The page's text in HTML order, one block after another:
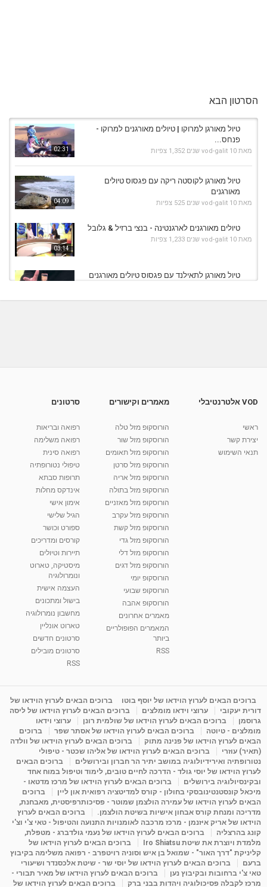
הסרטון הבא
02:31
טיול מאורגן למרוקו | טיולים מאורגנים למרוקו -
פנחס...
מאת vod-galit 10 שנים 1,352 צפיות
04:09
טיול מאורגן לקוסטה ריקה עם פגסוס טיולים
מאורגנים
מאת vod-galit 10 שנים 525 צפיות
03:14
טיולים מאורגנים לארגנטינה - בנצי ברזיל & גלובל
מאת vod-galit 10 שנים 1,233 צפיות
טיול מאורגן לתאילנד עם פגסוס טיולים מאורגנים
מאת
10:17
קרין גורן - העוגה המתגלצ’ת ללא קמח
38.5k צפיות
01:37
יוסי שר - מתמחה בשיטת אלכסנדר וטאי צ'י
2,738 צפיות
01:46
רנה רז-גילו -טיפול אנרגטי ויעוץ רוחני - נומרולוגית
2,315 צפיות
05:37
סודות בתאריך הלידה, משמעות חודש הלידה -
ינואר זינה ליבשיץ נומרולוגית
ליסה גרוסמן - המרכז לאימון התנהגותי - קשב
09:12
מדיטציה בדמיון מודרך - היכרות עם האני הפנימי
מאת admin 11 שנים 3,650 צפיות
פנינה מתוק - מרכז "נתיב הלב" בהרצליה-
מדיטציה-התחדשות
Shahar-vod
VOD אלטרנטיבלי
ראשי
יצירת קשר
תנאי השימוש
מאמרים וקישורים
הורוסקופ מזל טלה
הורוסקופ מזל שור
הורוסקופ מזל תאומים
הורוסקופ מזל סרטן
הורוסקופ מזל אריה
הורוסקופ מזל בתולה
הורוסקופ מזל מאזניים
הורוסקופ מזל עקרב
הורוסקופ מזל קשת
הורוסקופ מזל גדי
הורוסקופ מזל דלי
הורוסקופ מזל דגים
הורוסקופ יומי
הורוסקופ שבועי
הורוסקופ אהבה
מאמרים אחרונים
המאמרים הפופולריים
ביותר
RSS
סרטונים
רפואה ובריאות
רפואה משלימה
רפואה סינית
טיפולי נטורופתיה
תרופות סבתא
אינדקס מחלות
אימון אישי
הגיל שלישי
ספורט וכושר
קורסים ומדריכים
תיירות וטיולים
מיסטיקה, טארוט
ונומרולוגיה
העצמה אישית
בישול ומתכונים
מחשבון נומרולוגיה
טארוט אונליין
סרטונים חדשים
סרטונים מובילים
RSS
ברוכים הבאים לערוץ הוידאו של יוסף בוטו
ברוכים הבאים לערוץ הוידאו של
דורית יעקובי
ערוצי וידאו מומלצים
ברוכים הבאים לערוץ הוידאו של ליסה
גרוסמן
ברוכים הבאים לערוץ הוידאו של שולמית רונן
ערוצי וידאו
מומלצים - טיוטה
ברוכים הבאים לערוץ הוידאו של אסתר שפר
ברוכים
הבאים לערוץ הוידאו של פנינה מתוק
ברוכים הבאים לערוץ הוידאו של וולדה
(תאיר) עוזרי
ברוכים הבאים לערוץ הוידאו של אליהו שכטר - טיפולי
נטורופתיה ואירידיולוגיה במושב יתיר הר חברון ובירושלים
ברוכים הבאים
לערוץ הוידאו של יוסי גולד - הדרכה לחיים טובים, לימוד וטיפול במוח אחד
ובקינסיולוגיה בירושלים
ברוכים הבאים לערוץ הוידאו של מרכז מדטאו -
מיכאל קונסטנטינובסקי בחולון - קורס למדיטציה רפואית און ליין
ברוכים
הבאים לערוץ הוידאו של עמירה הולצמן שמוטר - פסיכותרפיסטית, מאבחנת,
מדריכה ומנחת קורס אבחון אישיות בשיטת הולצמן.
ברוכים הבאים לערוץ
הוידאו של אריק איזנמן - מרכז מרכבה לאומנויות התנועה והטיפול - טאי צ'י וצ'י
קונג בהרצליה
ברוכים הבאים לערוץ הוידאו של נעמי גולדברג - מטפלת,
מלמדת ויוצרת את שיטת Iro Shiatsu
ברוכים הבאים לערוץ הוידאו של
קליניקת "דרך האור" - שמואל בן איש וסוניה רויטפרב - רפואה משלימה בקיבוץ
ברעם
ברוכים הבאים לערוץ הוידאו של יוסי שר - שיטת אלכסנדר ושיעורי
טאי צ'י ברחובות ובקיבוץ נען
ברוכים הבאים לערוץ הוידאו של מאיר תבורי -
מרכז לקבלה פסיכולוגיה ויהדות בבני ברק
ברוכים הבאים לערוץ הוידאו של